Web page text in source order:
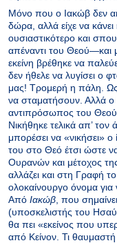
Μόνο που ο Ιακώβ δεν
δώρα, αλλά είχε να κάνει
ουσιαστικότερο και
απέναντι του Θεού—και
εκείνη βρέθηκε να
δεν ήθελε να λυγίσει ο
μας! Τρομερή η πάλη. Ως
να σταματήσουν. Αλλά ο
αντιπρόσωπος του Θεού
Νικήθηκε τελικά απ’
μπορέσει να «νικήσει»
του στο Θεό έτσι ώστε
Ουρανών και μέτοχος
αλλάζει και στη Γραφή
ολοκαίνουργο όνομα για
Από Ιακώβ , που
(υποσκελιστής του
θα πει «εκείνος που
από Κείνον. Τι